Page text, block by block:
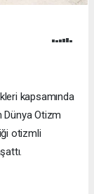
kapsamında
Dünya Otizm
otizmli